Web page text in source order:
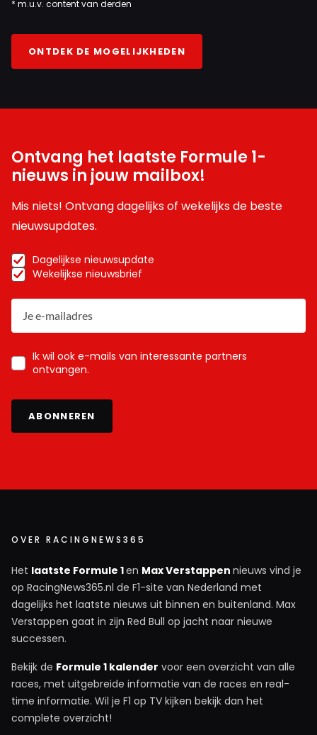
* m.u.v. content van derden
ONTDEK DE MOGELIJKHEDEN
Ontvang het laatste Formule 1-
nieuws in jouw mailbox!
Mis niets! Ontvang dagelijks of wekelijks de beste
nieuwsupdates.
Dagelijkse nieuwsupdate
Wekelijkse nieuwsbrief
Ik wil ook e-mails van interessante partners
ontvangen.
ABONNEREN
OVER RACINGNEWS365
Het laatste Formule 1en Max Verstappen nieuws vind je
op RacingNews365.nl de F1-site van Nederland met
dagelijks het laatste nieuws uit binnen en buitenland. Max
Verstappen gaat in zijn Red Bull op jacht naar nieuwe
successen.
Bekijk de Formule 1 kalender voor een overzicht van alle
races, met uitgebreide informatie van de races en real-
time informatie. Wil je F1 op TV kijken bekijk dan het
complete overzicht!